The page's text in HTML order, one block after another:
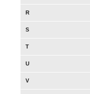
R
S
T
U
V